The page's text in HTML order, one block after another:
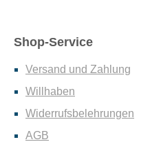
Shop-Service
Versand und Zahlung
Willhaben
Widerrufsbelehrungen
AGB